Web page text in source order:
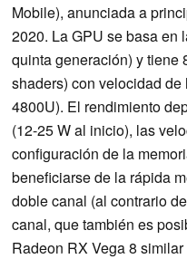
Mobile), anunciada a
2020. La GPU se basa en
quinta generación) y tiene
shaders) con velocidad
4800U). El rendimiento
(12-25 W al inicio), las
configuración de la
beneficiarse de la rápida
doble canal (al contrario
canal, que también es
Radeon RX Vega 8